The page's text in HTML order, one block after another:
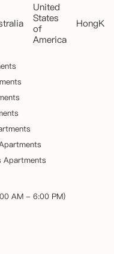
时内提供给iQ学生公寓。在
金将退还给您。
的租金，前提是您至少在租
推迟到下个学年而希望取消
面证明。
为取消费被保留。
租赁协议的唯一方法是找到
虑终止您的租期并与新住户
限”）提出的租约接管申
United
States
of
America
Apartments
AM - 6:00 PM)